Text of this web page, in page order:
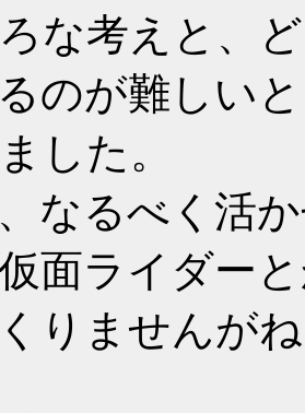
な考えと、
のが難しい
した。
なるべく活
面ライダー
りませんが